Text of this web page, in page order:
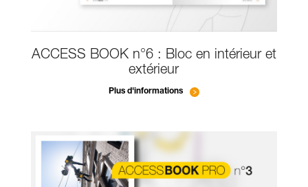
ACCESS BOOK n°6 : Bloc en intérieur et
extérieur
Plus d'informations